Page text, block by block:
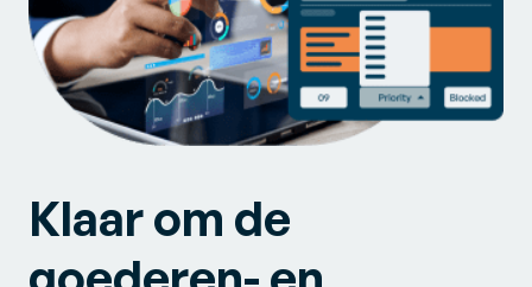
Klaar om de